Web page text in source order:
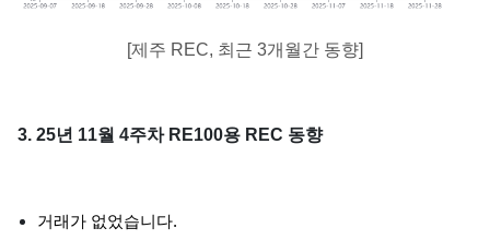
[제주 REC, 최근 3개월간 동향]
3. 25년 11월 4주차 RE100용 REC 동향
거래가 없었습니다.